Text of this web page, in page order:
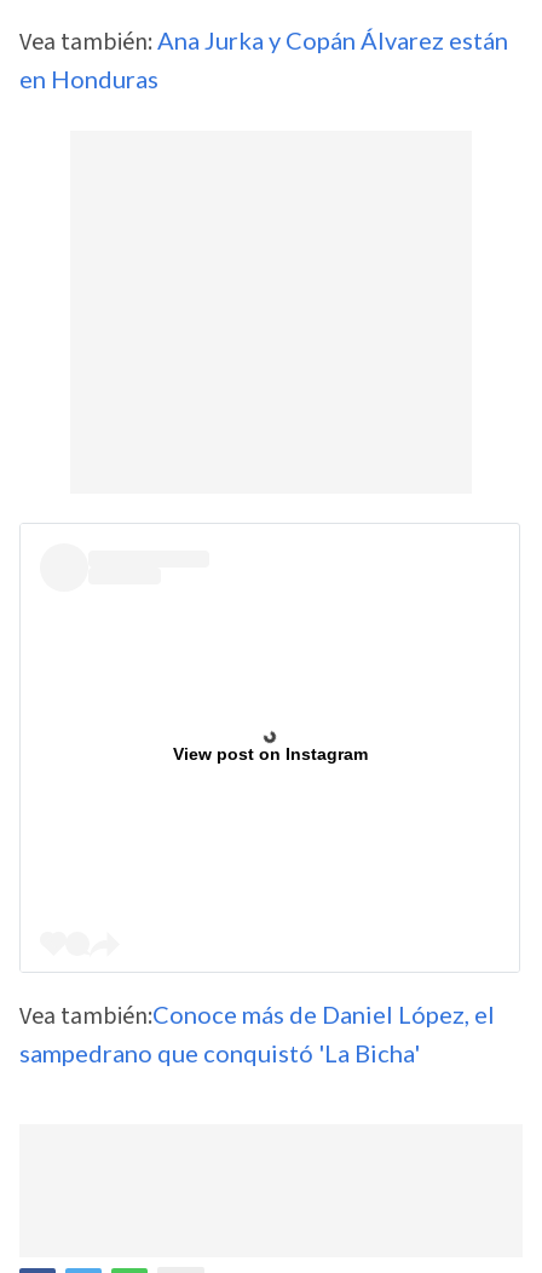
Vea también: Ana Jurka y Copán Álvarez están
en Honduras
View post on Instagram
Vea también:Conoce más de Daniel López, el
sampedrano que conquistó 'La Bicha'